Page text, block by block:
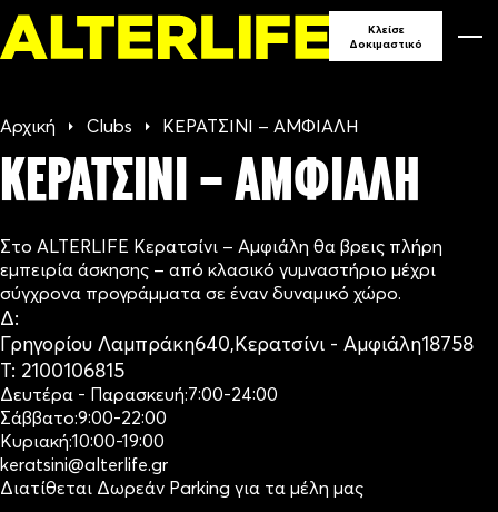
Κλείσε
Δοκιμαστικό
Αρχική Clubs ΚΕΡΑΤΣΙΝΙ – ΑΜΦΙΑΛΗ
ΚΕΡΑΤΣΙΝΙ – ΑΜΦΙΑΛΗ
Στο ALTERLIFE Κερατσίνι – Αμφιάλη θα βρεις πλήρη
εμπειρία άσκησης – από κλασικό γυμναστήριο μέχρι
σύγχρονα προγράμματα σε έναν δυναμικό χώρο.
Δ:
Γρηγορίου Λαμπράκη640,Κερατσίνι - Αμφιάλη18758
Τ: 2100106815
Δευτέρα - Παρασκευή:7:00-24:00
Σάββατο:9:00-22:00
Κυριακή:10:00-19:00
keratsini@alterlife.gr
Διατίθεται Δωρεάν Parking για τα μέλη μας
90
ΣΕ